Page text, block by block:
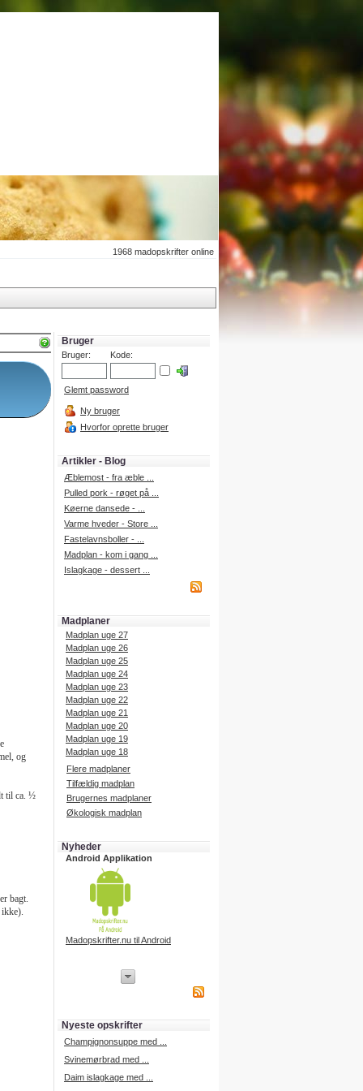
1968 madopskrifter online
og
til ca. ½
bagt.
ikke).
Bruger
Bruger: Kode:
Glemt password
Ny bruger
Hvorfor oprette bruger
Artikler - Blog
Æblemost - fra æble ...
Pulled pork - røget på ...
Køerne dansede - ...
Varme hveder - Store ...
Fastelavnsboller - ...
Madplan - kom i gang ...
Islagkage - dessert ...
Madplaner
Madplan uge 27
Madplan uge 26
Madplan uge 25
Madplan uge 24
Madplan uge 23
Madplan uge 22
Madplan uge 21
Madplan uge 20
Madplan uge 19
Madplan uge 18
Flere madplaner
Tilfældig madplan
Brugernes madplaner
Økologisk madplan
Nyheder
Android Applikation
Madopskrifter.nu til Android
iPhone udvikling
Nyeste opskrifter
Champignonsuppe med ...
Svinemørbrad med ...
Daim islagkage med ...